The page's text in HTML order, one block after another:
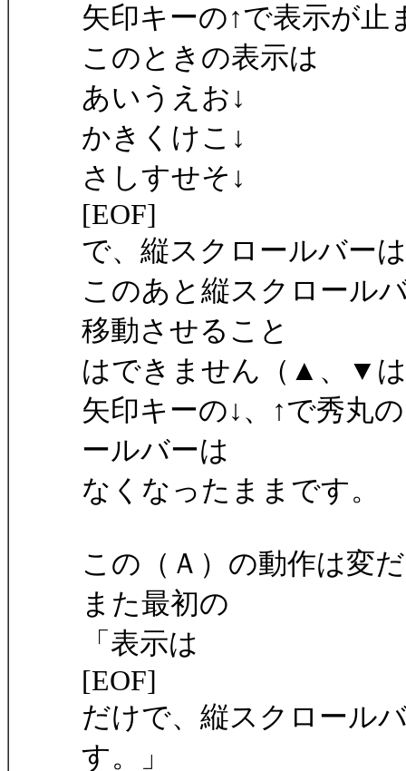
矢印キーの↑で表示が
このときの表示は
あいうえお↓
かきくけこ↓
さしすせそ↓
[EOF]
で、縦スクロールバー
このあと縦スクロール
移動させること
はできません（▲、▼
矢印キーの↓、↑で秀丸
ールバーは
なくなったままです。
この（Ａ）の動作は変
また最初の
「表示は
[EOF]
だけで、縦スクロール
す。」